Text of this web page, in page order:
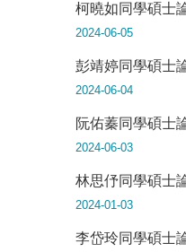
柯曉如同學碩士
2024-06-05
彭靖婷同學碩士
2024-06-04
阮佑蓁同學碩士
2024-06-03
林思伃同學碩士
2024-01-03
李岱玲同學碩士